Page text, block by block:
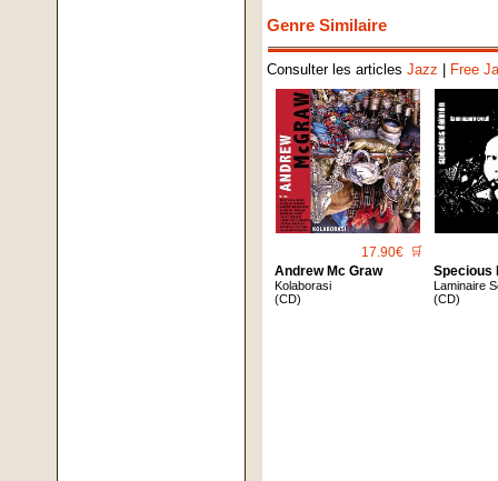
Genre Similaire
Consulter les articlesJazz Free
17.90€ 🛒
Andrew Mc Graw
Kolaborasi
(CD)
Specious
Laminaire
(CD)